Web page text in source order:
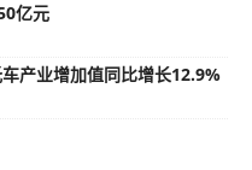
亿元
产业增加值同比增长12.9%